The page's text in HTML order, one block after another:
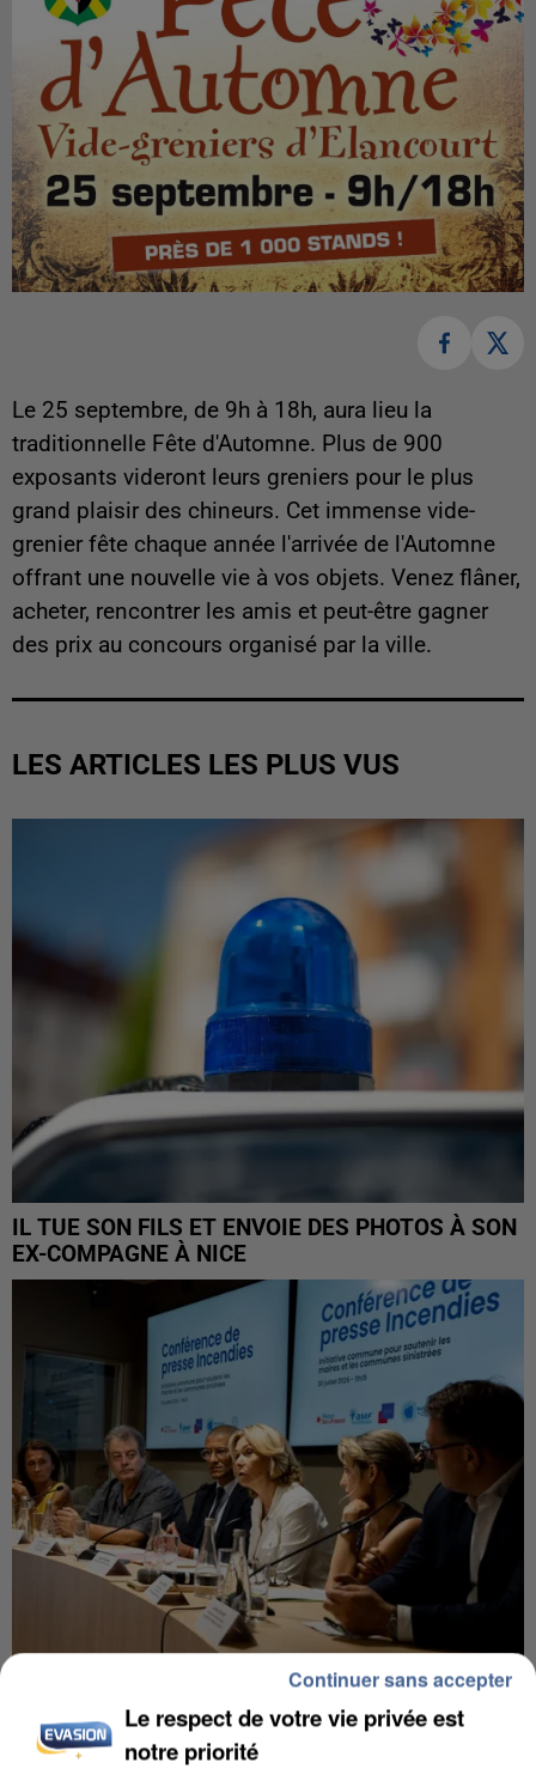
Le 25 septembre, de 9h à 18h, aura lieu la
traditionnelle Fête d'Automne. Plus de 900
exposants videront leurs greniers pour le plus
grand plaisir des chineurs. Cet immense vide-
grenier fête chaque année l'arrivée de l'Automne
offrant une nouvelle vie à vos objets. Venez flâner,
acheter, rencontrer les amis et peut-être gagner
des prix au concours organisé par la ville.
LES ARTICLES LES PLUS VUS
IL TUE SON FILS ET ENVOIE DES PHOTOS À SON
EX-COMPAGNE À NICE
INCENDIES : L’ÎLE-DE-FRANCE LANCE UN ÉLAN
DE SOLIDARITÉ AVEC LES...
Le respect de votre vie privée est
notre priorité
Continuer sans accepter